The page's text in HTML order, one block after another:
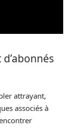
d’abonnés
attrayant,
associés à